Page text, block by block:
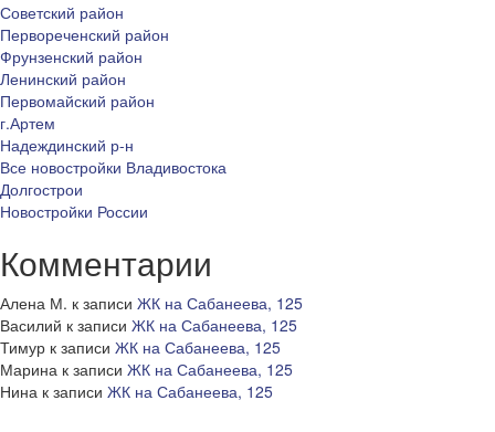
Советский район
Первореченский район
Фрунзенский район
Ленинский район
Первомайский район
г.Артем
Надеждинский р-н
Все новостройки Владивостока
Долгострои
Новостройки России
Комментарии
Алена М. к записи ЖК на Сабанеева, 125
Василий к записи ЖК на Сабанеева, 125
Тимур к записи ЖК на Сабанеева, 125
Марина к записи ЖК на Сабанеева, 125
Нина к записи ЖК на Сабанеева, 125